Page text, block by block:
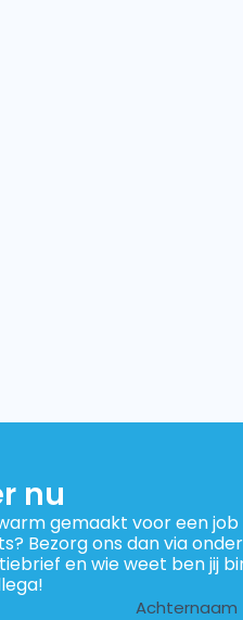
nu
gemaakt voor een job
Bezorg ons dan via
en wie weet ben jij
Achternaam